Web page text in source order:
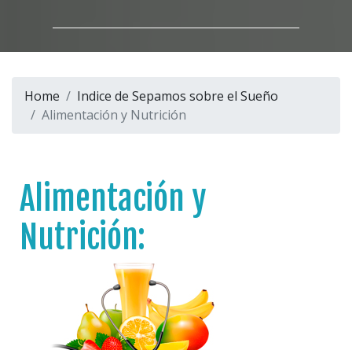
Home
Indice de Sepamos sobre el Sueño
Alimentación y Nutrición
Alimentación y
Nutrición: